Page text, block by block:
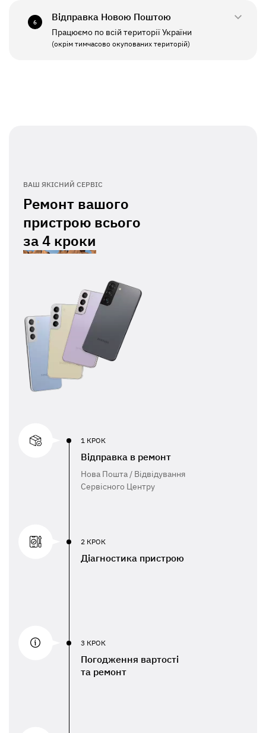
ПН - ПТ
СБ - НД
11:00 - 19:00
6 Відправка Новою Поштою
Працюємо по всій території України
(окрім тимчасово окупованих територій)
ВАШ ЯКІСНИЙ СЕРВІС
Ремонт вашого
пристрою всього
за4 кроки
1 КРОК
Відправка в ремонт
Нова Пошта / Відвідування
Сервісного Центру
2 КРОК
Діагностика пристрою
3 КРОК
Погодження вартості
та ремонт